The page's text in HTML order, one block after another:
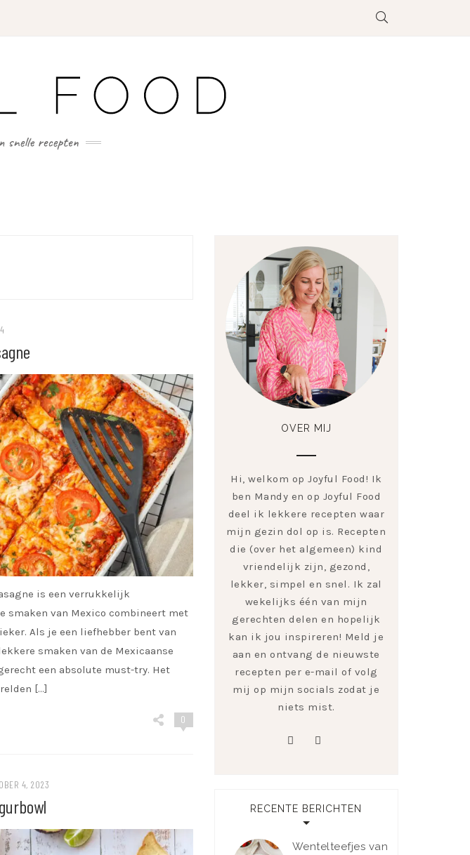
is een verrukkelijk
smaken van Mexico combineert met
Als je een liefhebber bent van
smaken van de Mexicaanse
een absolute must-try. Het
[…]
0
4, 2023
OVER MIJ
Hi, welkom op Joyful Food! Ik
ben Mandy en op Joyful Food
deel ik lekkere recepten waar
mijn gezin dol op is. Recepten
die (over het algemeen) kind
vriendelijk zijn, gezond,
lekker, simpel en snel. Ik zal
wekelijks één van mijn
gerechten delen en hopelijk
kan ik jou inspireren! Meld je
aan en ontvang de nieuwste
recepten per e-mail of volg
mij op mijn socials zodat je
niets mist.
RECENTE BERICHTEN
Wentelteefjes van